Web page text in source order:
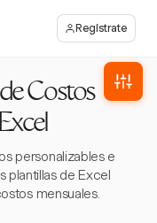
Regístrate
Costos
personalizables e
plantillas de Excel
mensuales.